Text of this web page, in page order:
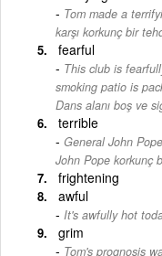
Tom made a
karşı korkunç bir
fearful
This club is
smoking patio is
Dans alanı boş ve
terrible
General John
John Pope korkunç
frightening
awful
It's awfully hot
grim
Tom's prognosis